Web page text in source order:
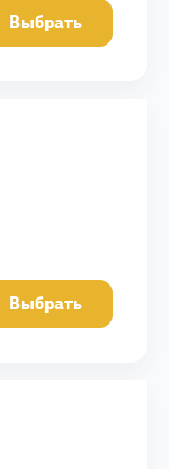
Выбрать
Выбрать